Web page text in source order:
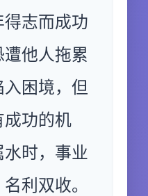
志而成功
他人拖累
困境，但
功的机
时，事业
利双收。